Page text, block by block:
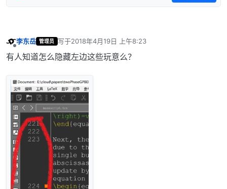
李东岳 管理员 写于2018年4月19日 上午8:23
最后由 编辑
有人知道怎么隐藏左边这些玩意么？